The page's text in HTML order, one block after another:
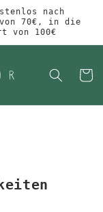
nach
von 70€, in die
von 100€